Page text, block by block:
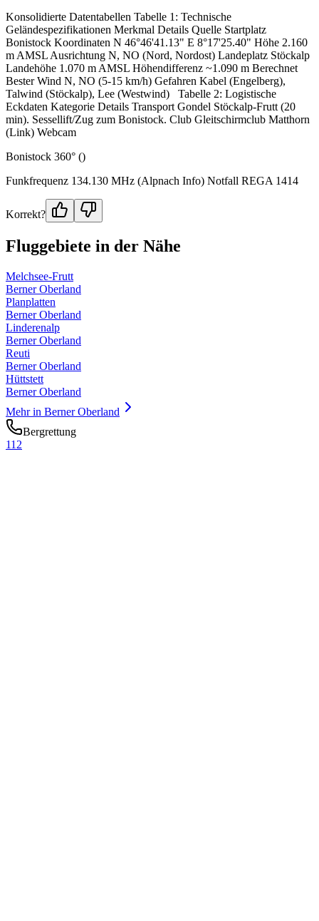
Konsolidierte Datentabellen Tabelle 1: Technische
Geländespezifikationen Merkmal Details Quelle Startplatz
Bonistock Koordinaten N 46°46'41.13" E 8°17'25.40" Höhe 2.160
m AMSL Ausrichtung N, NO (Nord, Nordost) Landeplatz Stöckalp
Landehöhe 1.070 m AMSL Höhendifferenz ~1.090 m Berechnet
Bester Wind N, NO (5-15 km/h) Gefahren Kabel (Engelberg),
Talwind (Stöckalp), Lee (Westwind) Tabelle 2: Logistische
Eckdaten Kategorie Details Transport Gondel Stöckalp-Frutt (20
min). Sessellift/Zug zum Bonistock. Club Gleitschirmclub Matthorn
(Link) Webcam
Bonistock 360° ()
Funkfrequenz 134.130 MHz (Alpnach Info) Notfall REGA 1414
Korrekt?
Fluggebiete in der Nähe
Melchsee-Frutt
Berner Oberland
Planplatten
Berner Oberland
Linderenalp
Berner Oberland
Reuti
Berner Oberland
Hüttstett
Berner Oberland
Mehr in Berner Oberland
Bergrettung
112